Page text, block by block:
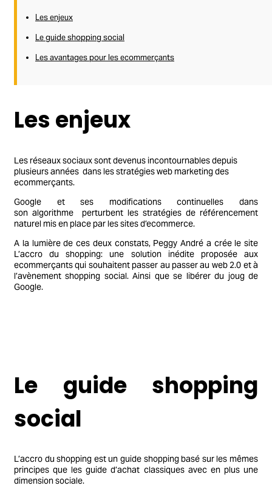
Les enjeux
Le guide shopping social
Les avantages pour les ecommerçants
Les enjeux
Les réseaux sociaux sont devenus incontournables depuis
plusieurs années dans les stratégies web marketing des
ecommerçants.
Google et ses modifications continuelles dans
son algorithme perturbent les stratégies de référencement
naturel mis en place par les sites d’ecommerce.
A la lumière de ces deux constats, Peggy André a crée le site
L’accro du shopping: une solution inédite proposée aux
ecommerçants qui souhaitent passer au passer au web 2.0 et à
l’avènement shopping social. Ainsi que se libérer du joug de
Google.
Le guide shopping
social
L’accro du shopping est un guide shopping basé sur les mêmes
principes que les guide d’achat classiques avec en plus une
dimension sociale.